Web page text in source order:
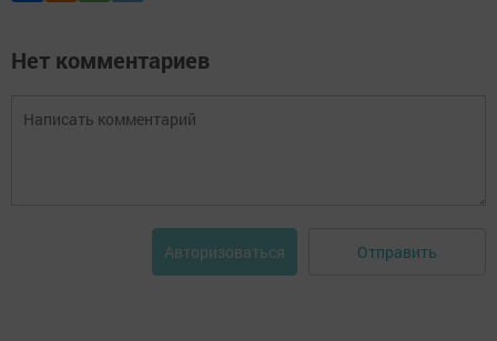
Нет комментариев
Авторизоваться Отправить